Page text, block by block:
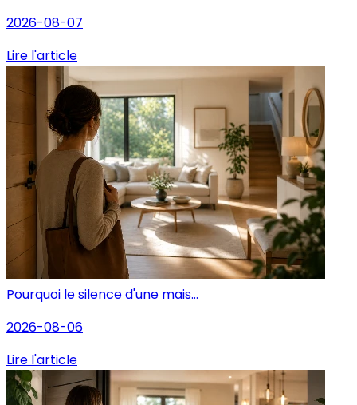
2026-08-07
Lire l'article
Pourquoi le silence d'une mais...
2026-08-06
Lire l'article